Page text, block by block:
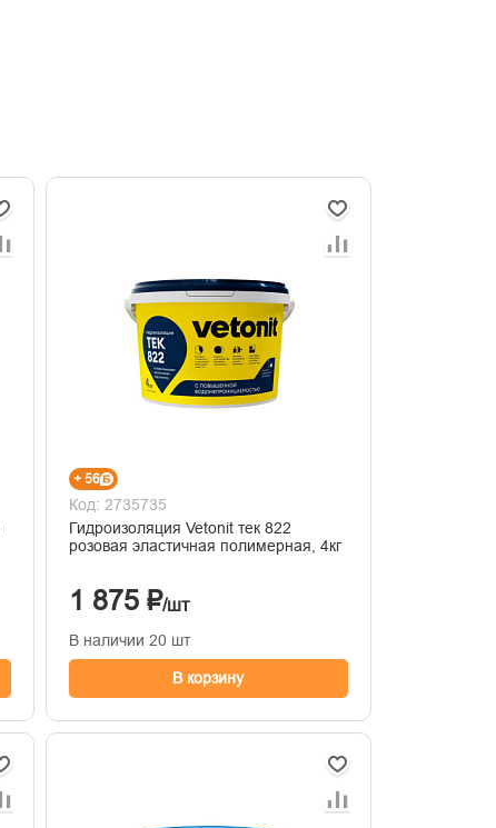
+ 56
Код: 2735735
Гидроизоляция Vetonit тек 822
розовая эластичная полимерная, 4кг
1 875 ₽/шт
В наличии 20 шт
В корзину